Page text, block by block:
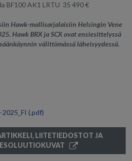
BF100 AK1 LRTU 35 490 €
Hawk-mallisarjalaisiin Helsingin Vene
Hawk BRX ja SCX ovat ensiesittelyssä
välittömässä läheisyydessä.
(.pdf)
LIITETIEDOSTOT JA